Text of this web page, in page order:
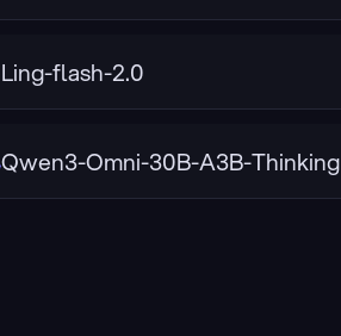
Ling-flash-2.0
Qwen3-Omni-30B-A3B-Thinking